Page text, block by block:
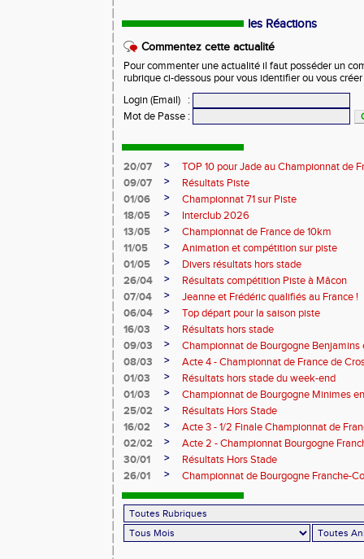
les Réactions
Commentez cette actualité
Pour commenter une actualité il faut posséder un
rubrique ci-dessous pour vous identifier ou vous
Login (Email)
:
Mot de Passe :
20/07 >
TOP 10 pour Jade au Championnat de
09/07
>
Résultats Piste
01/06
>
Championnat 71 sur Piste
18/05
>
Interclub 2026
13/05
>
Championnat de France de 10km
11/05
>
Animation et compétition sur piste
01/05
>
Divers résultats hors stade
26/04
>
Résultats compétition Piste à Mâcon
07/04
>
Jeanne et Frédéric qualifiés au France !
06/04
>
Top départ pour la saison piste
16/03
>
Résultats hors stade
09/03
>
Championnat de Bourgogne Benjamins
08/03
>
Acte 4 - Championnat de France de
01/03
>
Résultats hors stade du week-end
01/03
>
Championnat de Bourgogne Minimes
25/02
>
Résultats Hors Stade
16/02
>
Acte 3 - 1/2 Finale Championnat de
02/02
>
Acte 2 - Championnat Bourgogne
30/01
>
Résultats Hors Stade
26/01
> Championnat de Bourgogne Franche-